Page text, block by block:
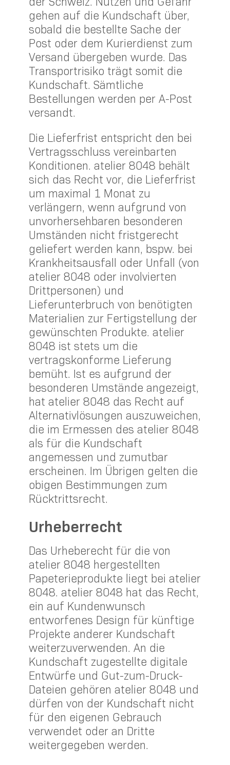
gehen auf die Kundschaft über,
sobald die bestellte Sache der
Post oder dem Kurierdienst zum
Versand übergeben wurde. Das
Transportrisiko trägt somit die
Kundschaft. Sämtliche
Bestellungen werden per A-Post
versandt.
Die Lieferfrist entspricht den bei
Vertragsschluss vereinbarten
Konditionen. atelier 8048 behält
sich das Recht vor, die Lieferfrist
um maximal 1 Monat zu
verlängern, wenn aufgrund von
unvorhersehbaren besonderen
Umständen nicht fristgerecht
geliefert werden kann, bspw. bei
Krankheitsausfall oder Unfall (von
atelier 8048 oder involvierten
Drittpersonen) und
Lieferunterbruch von benötigten
Materialien zur Fertigstellung der
gewünschten Produkte. atelier
8048 ist stets um die
vertragskonforme Lieferung
bemüht. Ist es aufgrund der
besonderen Umstände angezeigt,
hat atelier 8048 das Recht auf
Alternativlösungen auszuweichen,
die im Ermessen des atelier 8048
als für die Kundschaft
angemessen und zumutbar
erscheinen. Im Übrigen gelten die
obigen Bestimmungen zum
Rücktrittsrecht.
Urheberrecht
Das Urheberecht für die von
atelier 8048 hergestellten
Papeterieprodukte liegt bei atelier
8048. atelier 8048 hat das Recht,
ein auf Kundenwunsch
entworfenes Design für künftige
Projekte anderer Kundschaft
weiterzuverwenden. An die
Kundschaft zugestellte digitale
Entwürfe und Gut-zum-Druck-
Dateien gehören atelier 8048 und
dürfen von der Kundschaft nicht
für den eigenen Gebrauch
verwendet oder an Dritte
weitergegeben werden.